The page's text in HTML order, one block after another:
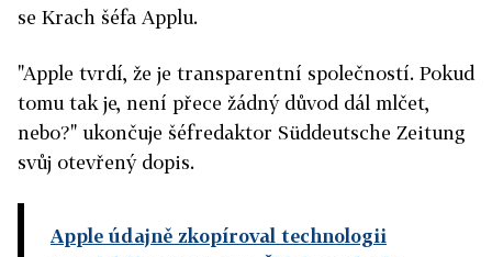
se Krach šéfa Applu.
"Apple tvrdí, že je transparentní společností. Pokud
tomu tak je, není přece žádný důvod dál mlčet,
nebo?" ukončuje šéfredaktor Süddeutsche Zeitung
svůj otevřený dopis.
Apple údajně zkopíroval technologii